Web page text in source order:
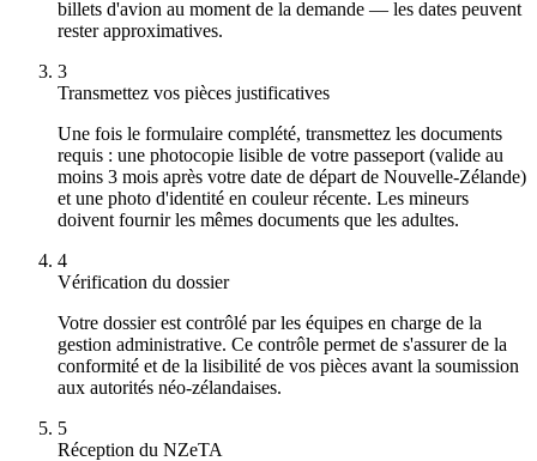
billets d'avion au moment de la demande — les dates peuvent
rester approximatives.
3
Transmettez vos pièces justificatives
Une fois le formulaire complété, transmettez les documents
requis : une photocopie lisible de votre passeport (valide au
moins 3 mois après votre date de départ de Nouvelle-Zélande)
et une photo d'identité en couleur récente. Les mineurs
doivent fournir les mêmes documents que les adultes.
4
Vérification du dossier
Votre dossier est contrôlé par les équipes en charge de la
gestion administrative. Ce contrôle permet de s'assurer de la
conformité et de la lisibilité de vos pièces avant la soumission
aux autorités néo-zélandaises.
5
Réception du NZeTA